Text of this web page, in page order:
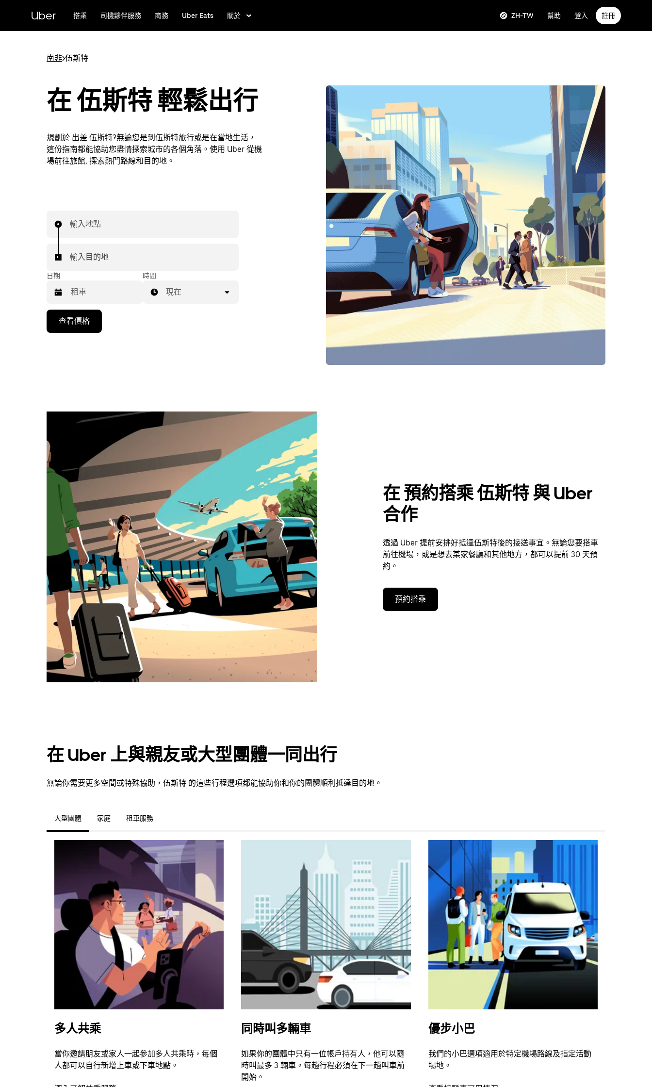
Uber 搭乘 司機夥伴服務 商務 Uber Eats 關於 ZH-TW 幫助 登入 註冊
南非>伍斯特
在 伍斯特 輕鬆出行
規劃於 出差 伍斯特?無論您是到伍斯特旅行或是在當地生活，
這份指南都能協助您盡情探索城市的各個角落。使用 Uber 從機
場前往旅館, 探索熱門路線和目的地。
輸入地點
輸入目的地
日期
向
使
事
曆
並
鈕
即
可
閉
行
曆。
時間
現在
查看價格
在 預約搭乘 伍斯特 與 Uber
合作
透過 Uber 提前安排好抵達伍斯特後的接送事宜。無論您要搭車
前往機場，或是想去某家餐廳和其他地方，都可以提前 30 天預
約。
預約搭乘
在 Uber 上與親友或大型團體一同出行
無論你需要更多空間或特殊協助，伍斯特 的這些行程選項都能協助你和你的團體順利抵達目的地。
大型團體 家庭 租車服務
多人共乘
當你邀請朋友或家人一起參加多人共乘時，每個
人都可以自行新增上車或下車地點。
同時叫多輛車
如果你的團體中只有一位帳戶持有人，他可以隨
時叫最多 3 輛車。每趟行程必須在下一趟叫車前
開始。
優步小巴
我們的小巴選項適用於特定機場路線及指定活動
場地。